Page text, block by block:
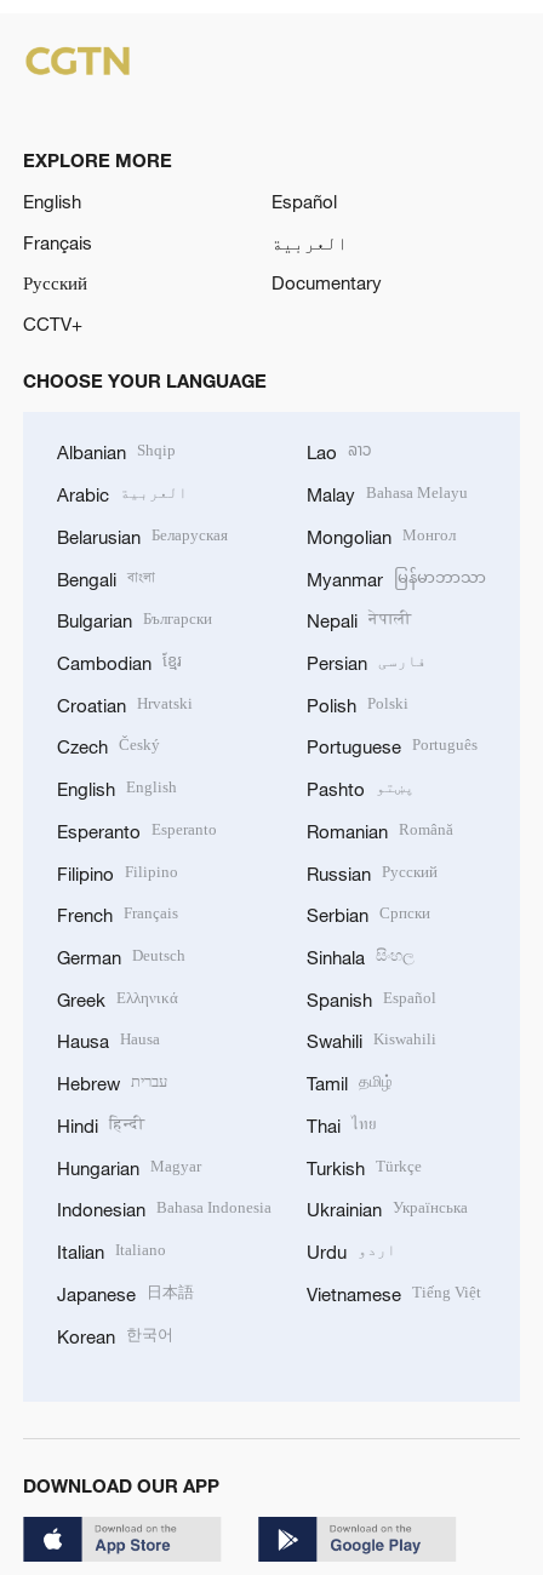
EXPLORE MORE
English
Español
Français
العربية
Русский
Documentary
CCTV+
CHOOSE YOUR LANGUAGE
Albanian Shqip
Arabic العربية
Belarusian Беларуская
Bengali বাংলা
Bulgarian Български
Cambodian ខ្មែរ
Croatian Hrvatski
Czech Český
English English
Esperanto Esperanto
Filipino Filipino
French Français
German Deutsch
Greek Ελληνικά
Hausa Hausa
Hebrew עברית
Hindi हिन्दी
Hungarian Magyar
Indonesian Bahasa Indonesia
Italian Italiano
Japanese 日本語
Korean 한국어
Lao ລາວ
Malay Bahasa Melayu
Mongolian Монгол
Myanmar မြန်မာဘာသာ
Nepali नेपाली
Persian فارسی
Polish Polski
Portuguese Português
Pashto پښتو
Romanian Română
Russian Русский
Serbian Српски
Sinhala සිංහල
Spanish Español
Swahili Kiswahili
Tamil தமிழ்
Thai ไทย
Turkish Türkçe
Ukrainian Українська
Urdu اردو
Vietnamese Tiếng Việt
DOWNLOAD OUR APP